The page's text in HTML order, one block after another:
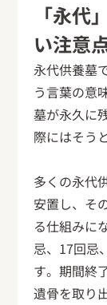
「永代
い注意
永代供養墓
う言葉の意
墓が永久に
際にはそう
多くの永代
安置し、そ
る仕組みに
忌、17回忌
す。期間終
遺骨を取り